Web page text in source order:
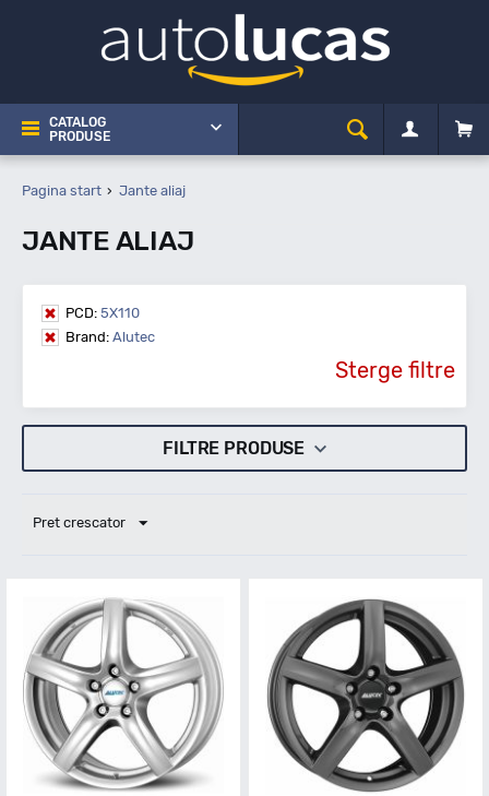
CATALOG
PRODUSE
Pagina start Jante aliaj
JANTE ALIAJ
PCD: 5X110
Brand: Alutec
Sterge filtre
FILTRE PRODUSE
Pret crescator